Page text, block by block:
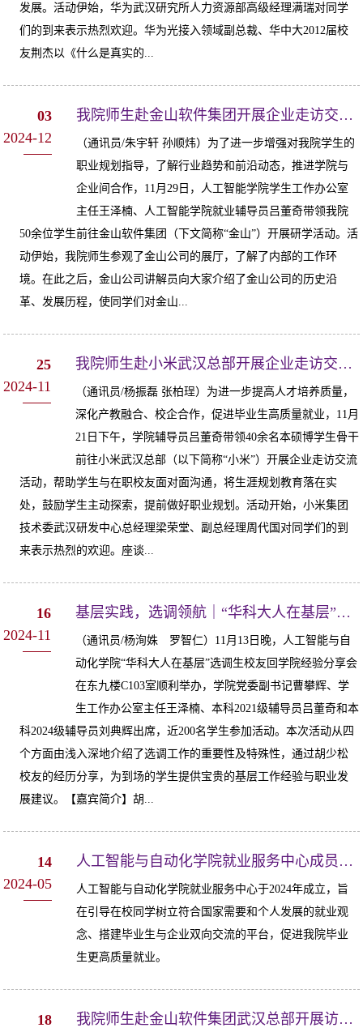
发展。活动伊始，华为武汉研究所人力资源部高级经理满瑞对同学
们的到来表示热烈欢迎。华为光接入领域副总裁、华中大2012届校
友荆杰以《什么是真实的...
03
2024-12
我院师生赴金山软件集团开展企业走访交流活动
（通讯员/朱宇轩 孙顺炜）为了进一步增强对我院学生的
职业规划指导，了解行业趋势和前沿动态，推进学院与
企业间合作，11月29日，人工智能学院学生工作办公室
主任王泽楠、人工智能学院就业辅导员吕董奇带领我院
50余位学生前往金山软件集团（下文简称“金山”）开展研学活动。活
动伊始，我院师生参观了金山公司的展厅，了解了内部的工作环
境。在此之后，金山公司讲解员向大家介绍了金山公司的历史沿
革、发展历程，使同学们对金山...
25
2024-11
我院师生赴小米武汉总部开展企业走访交流活动
（通讯员/杨振磊 张柏珵）为进一步提高人才培养质量，
深化产教融合、校企合作，促进毕业生高质量就业，11月
21日下午，学院辅导员吕董奇带领40余名本硕博学生骨干
前往小米武汉总部（以下简称“小米”）开展企业走访交流
活动，帮助学生与在职校友面对面沟通，将生涯规划教育落在实
处，鼓励学生主动探索，提前做好职业规划。活动开始，小米集团
技术委武汉研发中心总经理梁荣堂、副总经理周代国对同学们的到
来表示热烈的欢迎。座谈...
16
2024-11
基层实践，选调领航｜“华科大人在基层”选调生校友回学院经验分享会顺利召开
（通讯员/杨洵姝 罗智仁）11月13日晚，人工智能与自
动化学院“华科大人在基层”选调生校友回学院经验分享会
在东九楼C103室顺利举办，学院党委副书记曹攀辉、学
生工作办公室主任王泽楠、本科2021级辅导员吕董奇和本
科2024级辅导员刘典辉出席，近200名学生参加活动。本次活动从四
个方面由浅入深地介绍了选调工作的重要性及特殊性，通过胡少松
校友的经历分享，为到场的学生提供宝贵的基层工作经验与职业发
展建议。【嘉宾简介】胡...
14
2024-05
人工智能与自动化学院就业服务中心成员招募
人工智能与自动化学院就业服务中心于2024年成立，旨
在引导在校同学树立符合国家需要和个人发展的就业观
念、搭建毕业生与企业双向交流的平台，促进我院毕业
生更高质量就业。
18
我院师生赴金山软件集团武汉总部开展访企拓岗活动